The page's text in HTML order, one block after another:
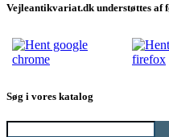
Vejleantikvariat.dk understøttes af
Søg i vores katalog